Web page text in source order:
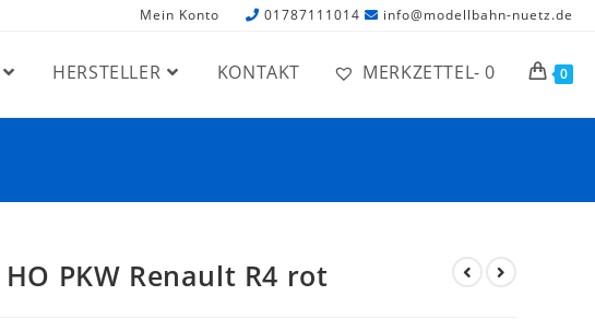
Mein Konto 01787111014 info@modellbahn-nuetz.de
HERSTELLER KONTAKT MERKZETTEL- 0 0
PKW Renault R4 rot